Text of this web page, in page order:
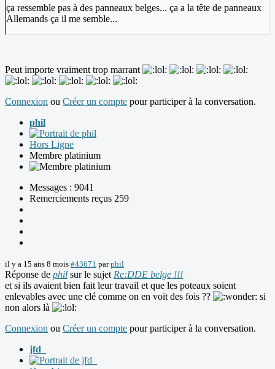
ça ressemble pas à des panneaux belges... ça a la tête de panneaux
Allemands ça il me semble...
Peut importe vraiment trop marrant
Connexion ou Créer un compte pour participer à la conversation.
phil
Hors Ligne
Membre platinium
Messages : 9041
Remerciements reçus 259
il y a 15 ans 8 mois #43671 parphil
Réponse de phil sur le sujet Re:DDE belge !!!
et si ils avaient bien fait leur travail et que les poteaux soient
enlevables avec une clé comme on en voit des fois ??
si
non alors là
Connexion ou Créer un compte pour participer à la conversation.
jfd_